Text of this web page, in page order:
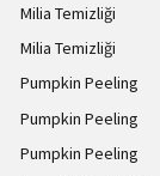
Milia Temizliği
Milia Temizliği
Pumpkin Peeling
Pumpkin Peeling
Pumpkin Peeling